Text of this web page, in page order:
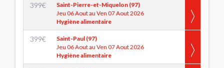
399€
Saint-Pierre-et-Miquelon (97)
Jeu 06 Aout au Ven 07 Aout 2026
Hygiène alimentaire
399€
Saint-Paul (97)
Jeu 06 Aout au Ven 07 Aout 2026
Hygiène alimentaire